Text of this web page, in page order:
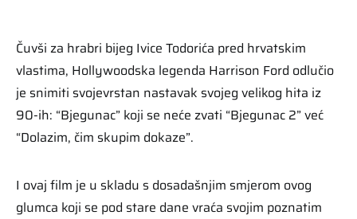
Čuvši za hrabri bijeg Ivice Todorića pred hrvatskim
vlastima, Hollywoodska legenda Harrison Ford odlučio
je snimiti svojevrstan nastavak svojeg velikog hita iz
90-ih: “Bjegunac” koji se neće zvati “Bjegunac 2” već
“Dolazim, čim skupim dokaze”.
I ovaj film je u skladu s dosadašnjim smjerom ovog
glumca koji se pod stare dane vraća svojim poznatim